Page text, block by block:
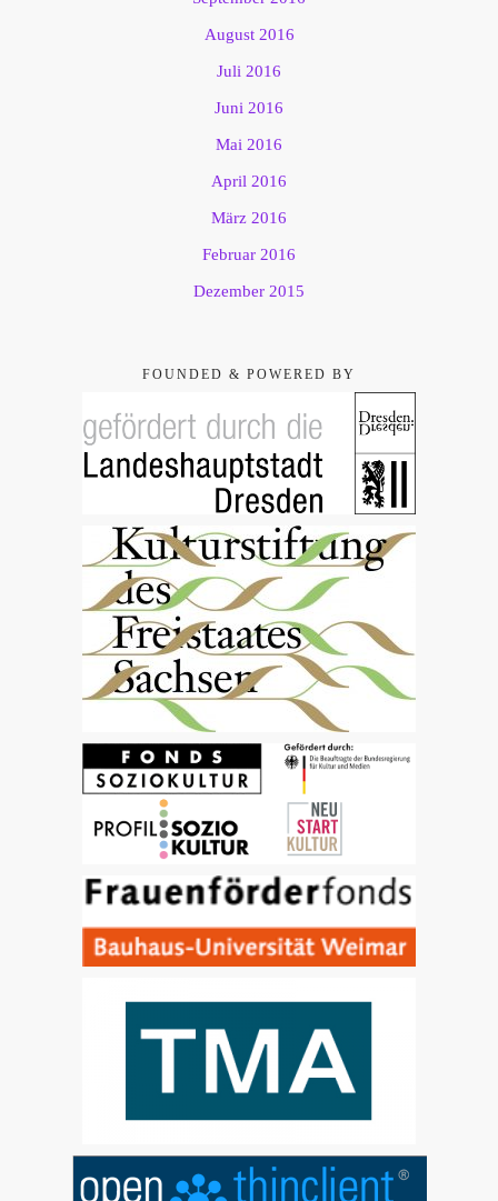
August 2016
Juli 2016
Juni 2016
Mai 2016
April 2016
März 2016
Februar 2016
Dezember 2015
FOUNDED & POWERED BY